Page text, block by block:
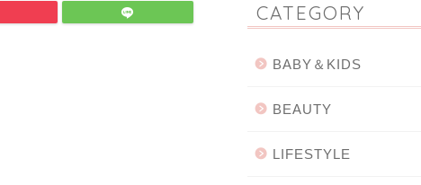
CATEGORY
BABY＆KIDS
BEAUTY
LIFESTYLE